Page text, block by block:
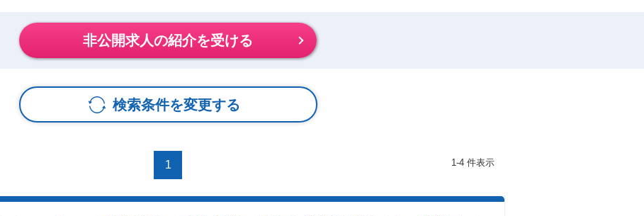
非公開求人の紹介を受ける
検索条件を変更する
1 1-4 件表示